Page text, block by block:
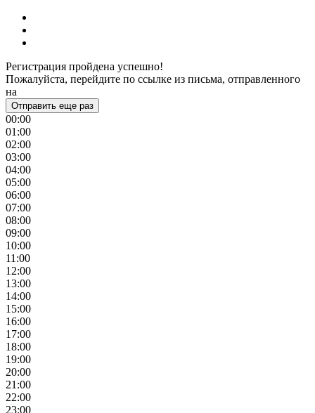
Регистрация пройдена успешно!
Пожалуйста, перейдите по ссылке из письма, отправленного
на
Отправить еще раз
00:00
01:00
02:00
03:00
04:00
05:00
06:00
07:00
08:00
09:00
10:00
11:00
12:00
13:00
14:00
15:00
16:00
17:00
18:00
19:00
20:00
21:00
22:00
23:00